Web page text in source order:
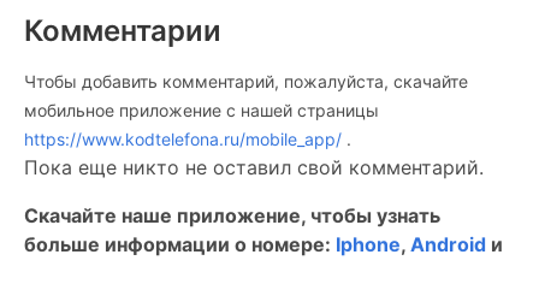
Комментарии
Чтобы добавить комментарий, пожалуйста, скачайте
мобильное приложение c нашей страницы
https://www.kodtelefona.ru/mobile_app/ .
Пока еще никто не оставил свой комментарий.
Скачайте наше приложение, чтобы узнать
больше информации о номере: Iphone, Android и